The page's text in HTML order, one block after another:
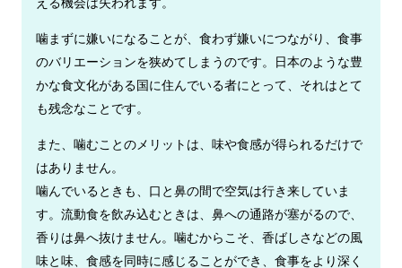
噛まずに嫌いになることが、食わず嫌いにつながり、食事
のバリエーションを狭めてしまうのです。日本のような豊
かな食文化がある国に住んでいる者にとって、それはとて
も残念なことです。
また、噛むことのメリットは、味や食感が得られるだけで
はありません。
噛んでいるときも、口と鼻の間で空気は行き来していま
す。流動食を飲み込むときは、鼻への通路が塞がるので、
香りは鼻へ抜けません。噛むからこそ、香ばしさなどの風
味と味、食感を同時に感じることができ、食事をより深く